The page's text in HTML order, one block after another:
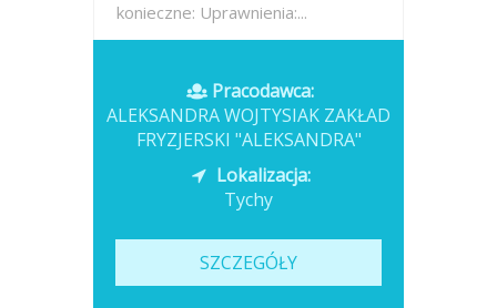
konieczne: Uprawnienia:...
Pracodawca:
ALEKSANDRA WOJTYSIAK ZAKŁAD
FRYZJERSKI "ALEKSANDRA"
Lokalizacja:
Tychy
SZCZEGÓŁY